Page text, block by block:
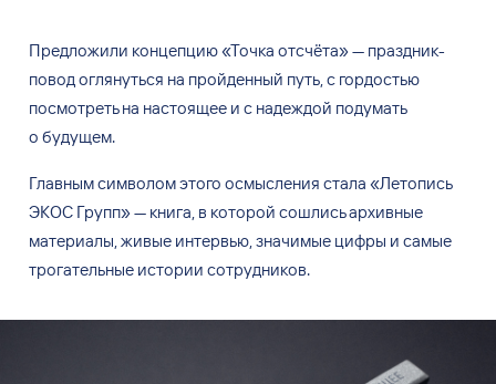
Предложили концепцию«Точка отсчёта»—праздник-
повод оглянуться на пройденный путь, с гордостью
посмотреть на настоящее и с надеждой подумать
о будущем.
Главным символом этого осмысления стала «Летопись
ЭКОС Групп»—книга, в которой сошлись архивные
материалы, живые интервью, значимые цифры и самые
трогательные истории сотрудников.